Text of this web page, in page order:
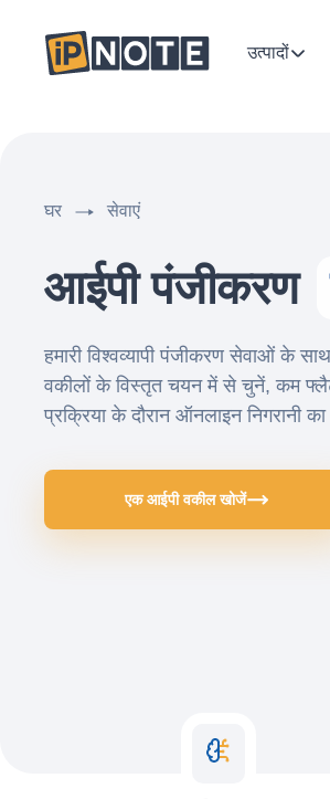
उत्पादों
घर सेवाएं
आईपी पंजीकरण
हमारी विश्वव्यापी पंजीकरण सेवाओं के
वकीलों के विस्तृत चयन में से चुनें, कम
प्रक्रिया के दौरान ऑनलाइन निगरानी
एक आईपी वकील खोजें